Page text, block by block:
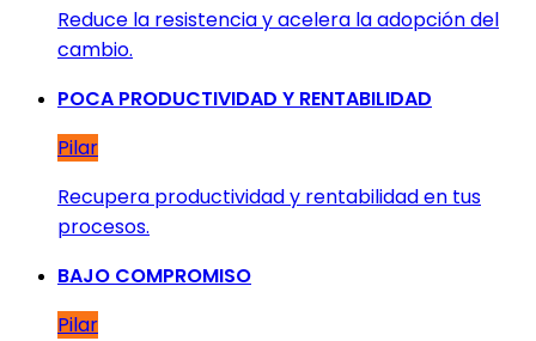
Reduce la resistencia y acelera la adopción del
cambio.
POCA PRODUCTIVIDAD Y RENTABILIDAD
Pilar
Recupera productividad y rentabilidad en tus
procesos.
BAJO COMPROMISO
Pilar